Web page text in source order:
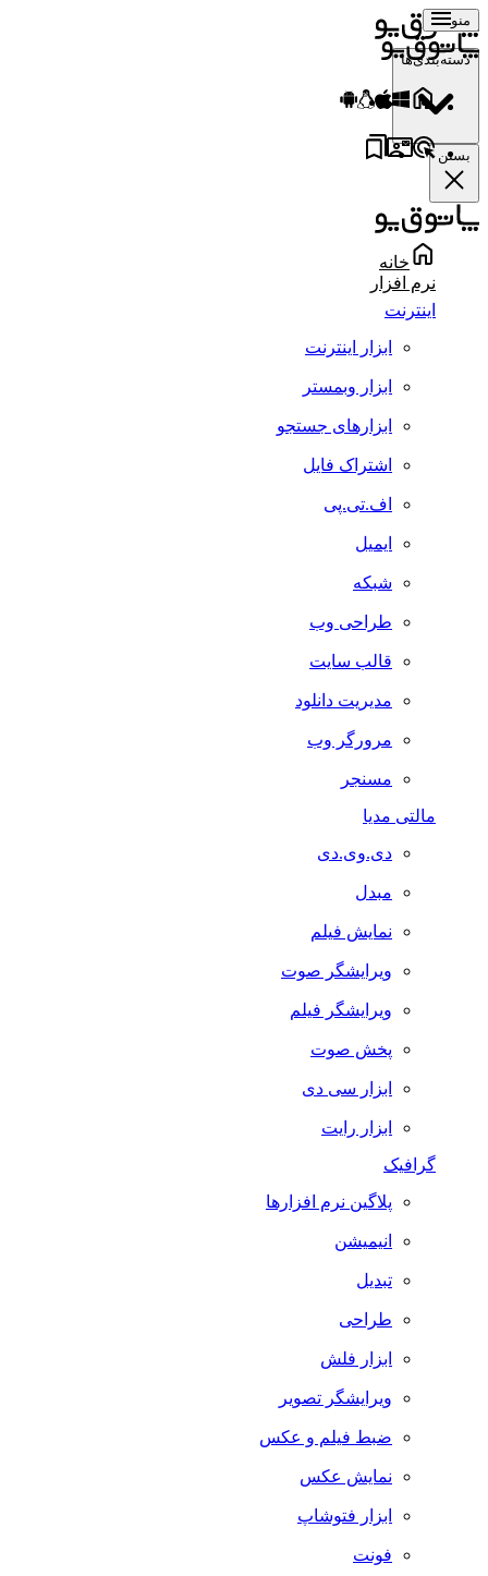
منو
دسته‌بندی‌ها
بستن
خانه
نرم افزار
اینترنت
ابزار اینترنت
ابزار وبمستر
ابزارهای جستجو
اشتراک فایل
اف.تی.پی
ایمیل
شبکه
طراحی وب
قالب سایت
مدیریت دانلود
مرورگر وب
مسنجر
مالتی مدیا
دی.وی.دی
مبدل
نمایش فیلم
ویرایشگر صوت
ویرایشگر فیلم
پخش صوت
ابزار سی دی
ابزار رایت
گرافیک
پلاگین نرم افزارها
انیمیشن
تبدیل
طراحی
ابزار فلش
ویرایشگر تصویر
ضبط فيلم و عكس
نمایش عکس
ابزار فتوشاپ
فونت